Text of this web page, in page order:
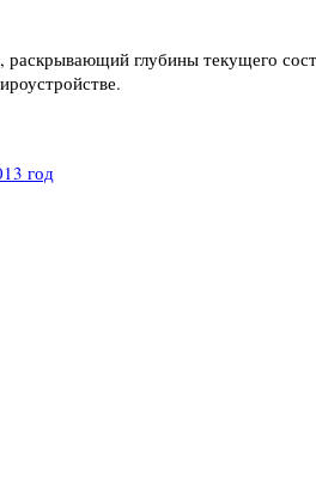
глубины текущего
год